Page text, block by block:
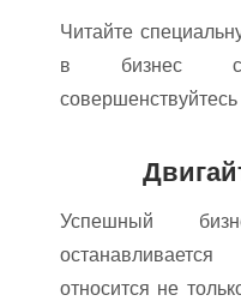
Читайте
в бизнес
Успешный
относится не